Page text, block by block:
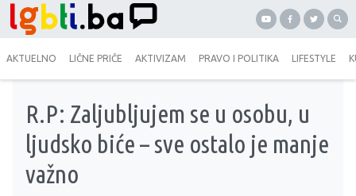
AKTUELNO LIČNE PRIČE AKTIVIZAM PRAVO I POLITIKA LIFESTYLE
R.P: Zaljubljujem se u osobu, u
ljudsko biće – sve ostalo je manje
važno